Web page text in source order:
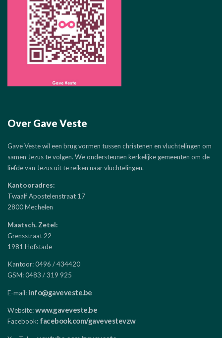
Over Gave Veste
Gave Veste wil een brug vormen tussen christenen en vluchtelingen om
samen Jezus te volgen. We ondersteunen kerkelijke gemeenten om de
liefde van Jezus uit te reiken naar vluchtelingen.
Kantooradres:
Twaalf Apostelenstraat 17
2800 Mechelen
Maatsch. Zetel:
Grensstraat 22
1981 Hofstade
Kantoor: 0496 / 434420
GSM: 0483 / 319 925
E-mail: info@gaveveste.be
Website:www.gaveveste.be
Facebook: facebook.com/gavevestevzw